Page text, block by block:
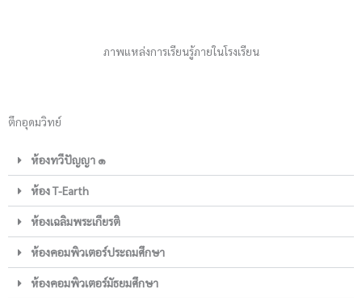
ภาพแหล่งการเรียนรู้ภายในโรงเรียน
ตึกอุดมวิทย์
ห้องทวีปัญญา ๑
ห้อง T-Earth
ห้องเฉลิมพระเกียรติ
ห้องคอมพิวเตอร์ประถมศึกษา
ห้องคอมพิวเตอร์มัธยมศึกษา